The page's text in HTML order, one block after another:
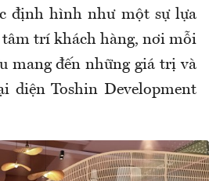
định hình như một sự lựa
trí khách hàng, nơi mỗi
mang đến những giá trị và
diện Toshin Development